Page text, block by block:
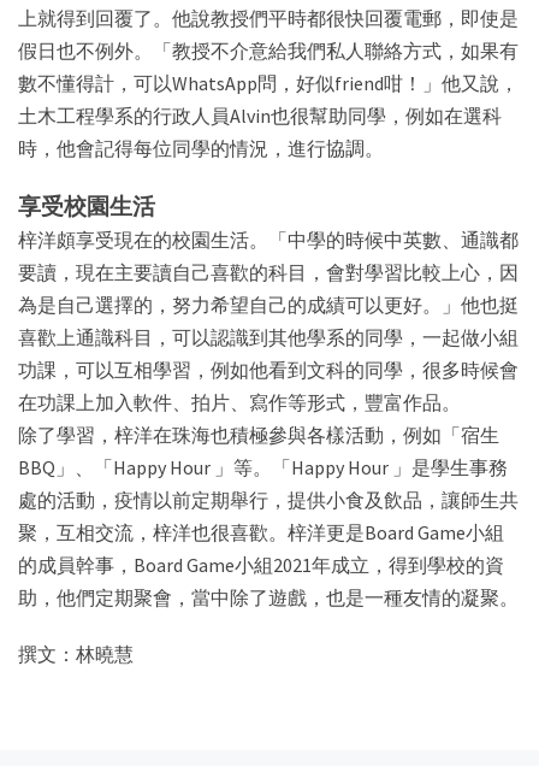
上就得到回覆了。他說教授們平時都很快回覆電郵，即使是
假日也不例外。「教授不介意給我們私人聯絡方式，如果有
數不懂得計，可以WhatsApp問，好似friend咁！」他又說，
土木工程學系的行政人員Alvin也很幫助同學，例如在選科
時，他會記得每位同學的情況，進行協調。
享受校園生活
梓洋頗享受現在的校園生活。「中學的時候中英數、通識都
要讀，現在主要讀自己喜歡的科目，會對學習比較上心，因
為是自己選擇的，努力希望自己的成績可以更好。」他也挺
喜歡上通識科目，可以認識到其他學系的同學，一起做小組
功課，可以互相學習，例如他看到文科的同學，很多時候會
在功課上加入軟件、拍片、寫作等形式，豐富作品。
除了學習，梓洋在珠海也積極參與各樣活動，例如「宿生
BBQ」、「Happy Hour 」等。「Happy Hour 」是學生事務
處的活動，疫情以前定期舉行，提供小食及飲品，讓師生共
聚，互相交流，梓洋也很喜歡。梓洋更是Board Game小組
的成員幹事，Board Game小組2021年成立，得到學校的資
助，他們定期聚會，當中除了遊戲，也是一種友情的凝聚。
撰文：林曉慧